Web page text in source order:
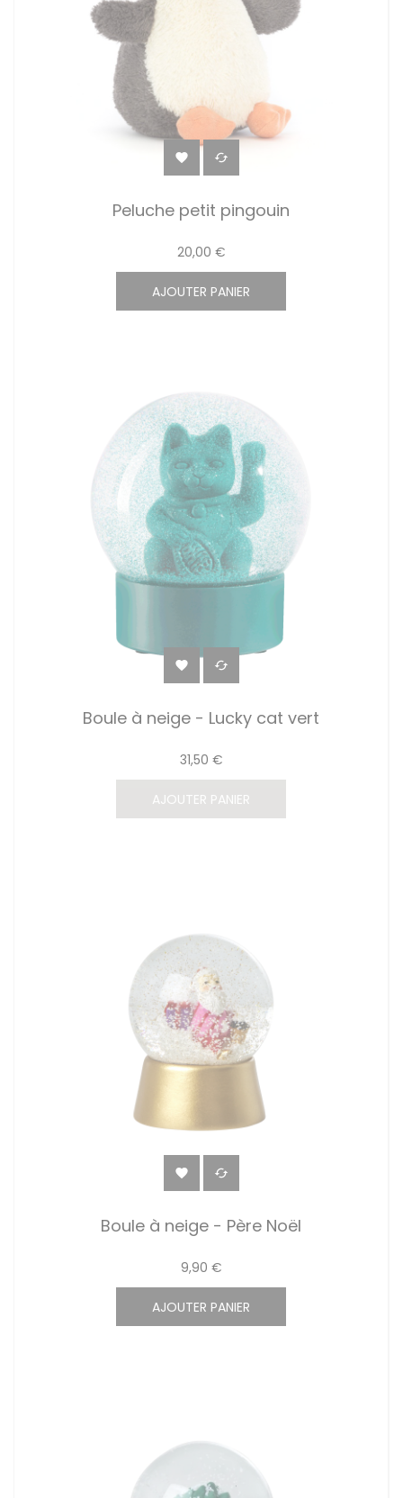
 
Peluche petit pingouin
20,00 €
AJOUTER PANIER
 
Boule à neige - Lucky cat vert
31,50 €
AJOUTER PANIER
 
Boule à neige - Père Noël
9,90 €
AJOUTER PANIER